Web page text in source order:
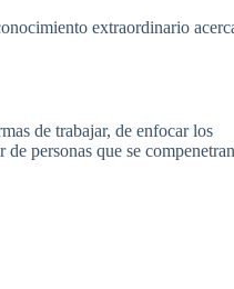
extraordinario
de trabajar, de enfocar los
personas que se